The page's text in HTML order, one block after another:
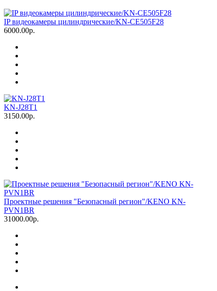
IP видеокамеры цилиндрические/KN-CE505F28
6000.00р.
KN-J28T1
3150.00р.
Проектные решения "Безопасный регион"/KENO KN-
PVN1BR
31000.00р.